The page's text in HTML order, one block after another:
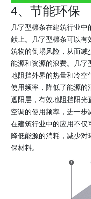
4、节能环保
几字型檩条在建筑行业
献上。几字型檩条可以
筑物的倒塌风险，从而
能源和资源的浪费。几
地阻挡外界的热量和冷
使用频率，降低了能源
遮阳层，有效地阻挡阳
空调的使用频率，进一
在建筑行业中的应用不
降低能源的消耗，减少
保材料。